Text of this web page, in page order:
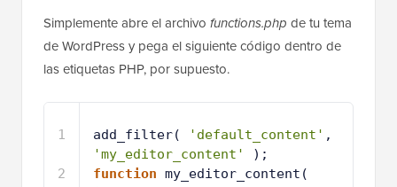
Simplemente abre el archivo functions.php de tu tema
de WordPress y pega el siguiente código dentro de
las etiquetas PHP, por supuesto.
1
2
add_filter( 'default_content'
'my_editor_content'
);
function